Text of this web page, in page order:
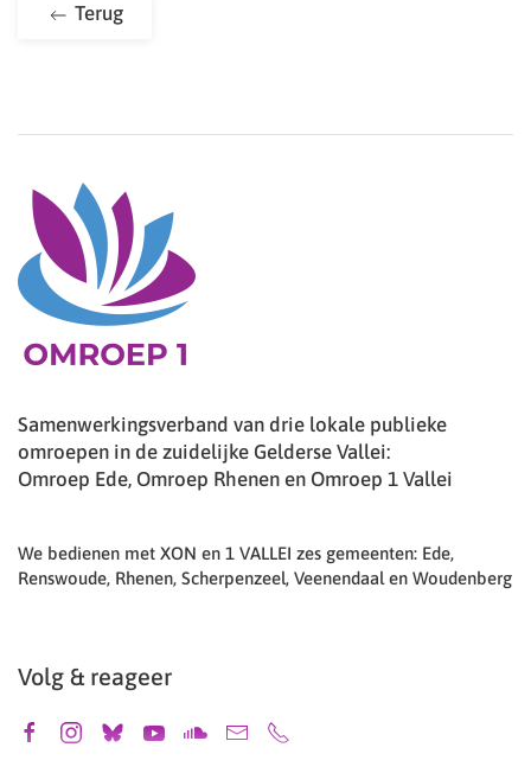
Terug
Samenwerkingsverband van drie lokale publieke
omroepen in de zuidelijke Gelderse Vallei:
Omroep Ede, Omroep Rhenen en Omroep 1 Vallei
We bedienen met XON en 1 VALLEI zes gemeenten: Ede,
Renswoude, Rhenen, Scherpenzeel, Veenendaal en Woudenberg
Volg & reageer